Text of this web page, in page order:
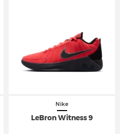
Nike
LeBron Witness 9